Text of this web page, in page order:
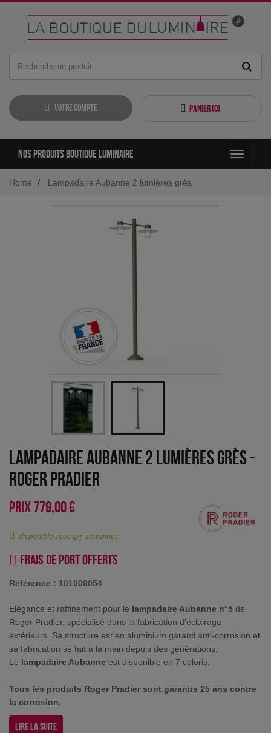
Votre compte Panier (0)
Toggle
Nos produits boutique luminaire
Home Lampadaire Aubanne 2 lumières grès
Lampadaire Aubanne 2 lumières grès-
Roger Pradier
PRIX779,00 €
disponible sous 4/5 semaines
Frais de port offerts
Référence : 101009054
Elégance et raffinement pour le lampadaire Aubanne n°5 de
Roger Pradier, spécialisé dans la fabrication d'éclairage
extérieurs. Sa structure est en aluminium garanti anti-corrosion et
sa fabrication se fait à la main depuis des générations.
Le lampadaire Aubanne est disponible en 7 coloris.
Tous les produits Roger Pradier sont garantis 25 ans contre
la corrosion.
Lire la suite